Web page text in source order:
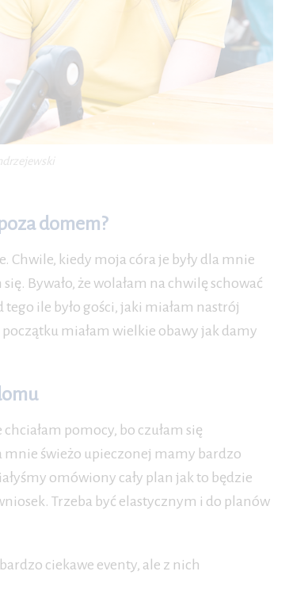
domem?
kiedy moja córa je były dla mnie
Bywało, że wolałam na chwilę schować
ile było gości, jaki miałam nastrój
miałam wielkie obawy jak damy
pomocy, bo czułam się
mnie świeżo upieczonej mamy bardzo
omówiony cały plan jak to będzie
Trzeba być elastycznym i do planów
ciekawe eventy, ale z nich